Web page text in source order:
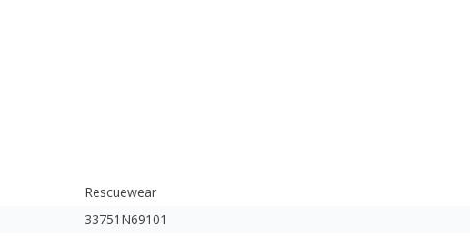
Rescuewear
33751N69101